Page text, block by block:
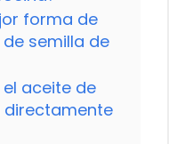
forma de
semilla de
aceite de
directamente